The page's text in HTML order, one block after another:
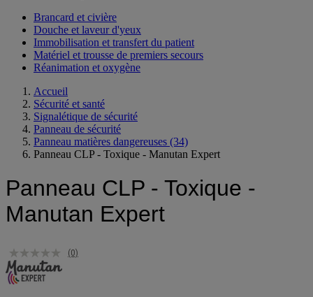
Brancard et civière
Douche et laveur d'yeux
Immobilisation et transfert du patient
Matériel et trousse de premiers secours
Réanimation et oxygène
Accueil
Sécurité et santé
Signalétique de sécurité
Panneau de sécurité
Panneau matières dangereuses (34)
Panneau CLP - Toxique - Manutan Expert
Panneau CLP - Toxique -
Manutan Expert
(0)